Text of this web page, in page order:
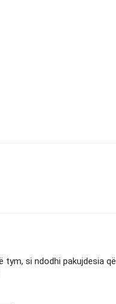
tym, si ndodhi pakujdesia që